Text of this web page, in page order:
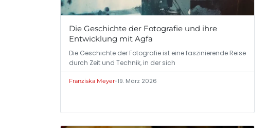
Die Geschichte der Fotografie und ihre
Entwicklung mit Agfa
Die Geschichte der Fotografie ist eine faszinierende Reise
durch Zeit und Technik, in der sich
Franziska Meyer•19. März 2026